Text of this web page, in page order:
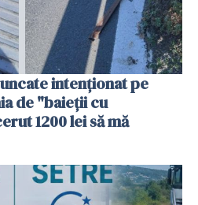
intenționat pe
de "baieții cu
1200 lei să mă